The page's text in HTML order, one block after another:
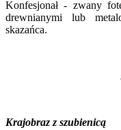
Konfesjonał - zwany
drewnianymi lub
skazańca.
Krajobraz z szubienicą